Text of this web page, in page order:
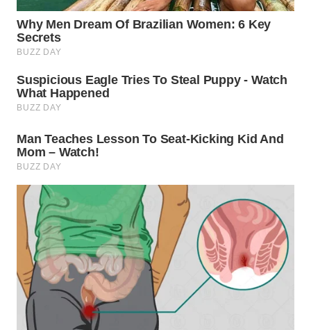
PAKPAK
WN
WN
WN
BOGOR
WN
DEPOK
WN
TAPANULI
UTARA